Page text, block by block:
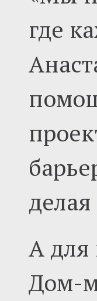
где
А для
Дом-